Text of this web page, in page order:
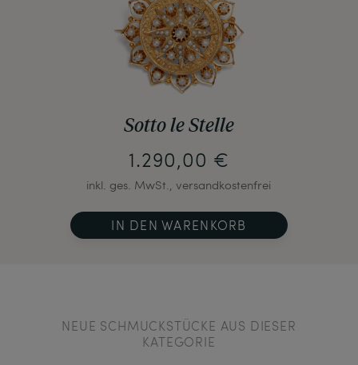
Sotto le Stelle
1.290,00 €
inkl. ges. MwSt., versandkostenfrei
IN DEN WARENKORB
NEUE SCHMUCKSTÜCKE AUS DIESER
KATEGORIE